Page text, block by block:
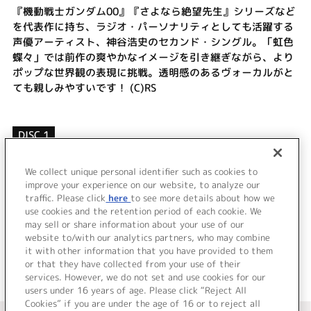
『機動戦士ガンダム00』『さよなら絶望先生』シリーズなど
を代表作に持ち、ラジオ・パーソナリティとしても活躍する
声優アーティスト、神谷浩史のセカンド・シングル。「虹色
蝶々」では前作の爽やかなイメージを引き継ぎながら、より
ポップな世界観の表現に挑戦。透明感のあるヴォーカルがと
ても親しみやすいです！ (C)RS
DISC 1
Spring moment
ハッピーアワー
＜ BACK
We collect unique personal identifier such as cookies to
improve your experience on our website, to analyze our
traffic. Please click here to see more details about how we
use cookies and the retention period of each cookie. We
may sell or share information about your use of our
website to/with our analytics partners, who may combine
it with other information that you have provided to them
or that they have collected from your use of their
services. However, we do not set and use cookies for our
users under 16 years of age. Please click “Reject All
Cookies” if you are under the age of 16 or to reject all